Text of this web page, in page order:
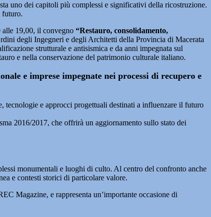
uno dei capitoli più complessi e significativi della ricostruzione.
futuro.
alle 19,00, il convegno “Restauro, consolidamento,
degli Ingegneri e degli Architetti della Provincia di Macerata
strutturale e antisismica e da anni impegnata sul
e nella conservazione del patrimonio culturale italiano.
e imprese impegnate nei processi di recupero e
tecnologie e approcci progettuali destinati a influenzare il futuro
2016/2017, che offrirà un aggiornamento sullo stato dei
monumentali e luoghi di culto. Al centro del confronto anche
e contesti storici di particolare valore.
Magazine, e rappresenta un’importante occasione di